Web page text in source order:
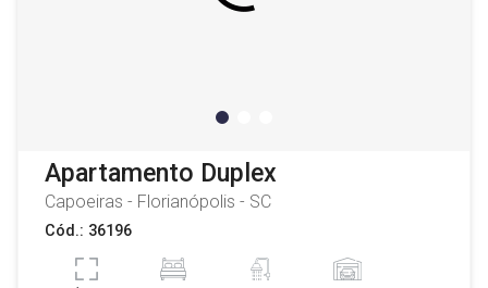
Apartamento Duplex
Capoeiras - Florianópolis - SC
Cód.: 36196